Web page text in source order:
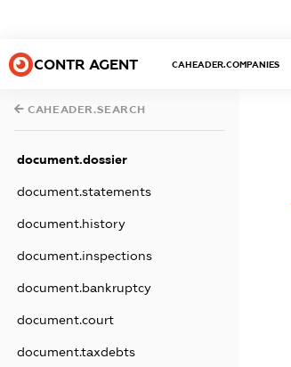
CONTR AGENT CAHEADER.COMPANIES
CAHEADER.SEARCH
document.dossier
document.statements
document.history
document.inspections
document.bankruptcy
document.court
document.taxdebts